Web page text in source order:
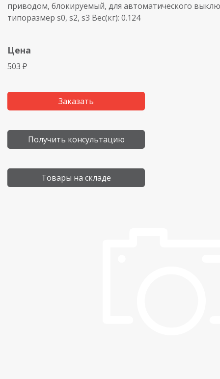
приводом, блокируемый, для автоматического
типоразмер s0, s2, s3 Вес(кг): 0.124
Цена
503 ₽
Заказать
Получить консультацию
Товары на складе